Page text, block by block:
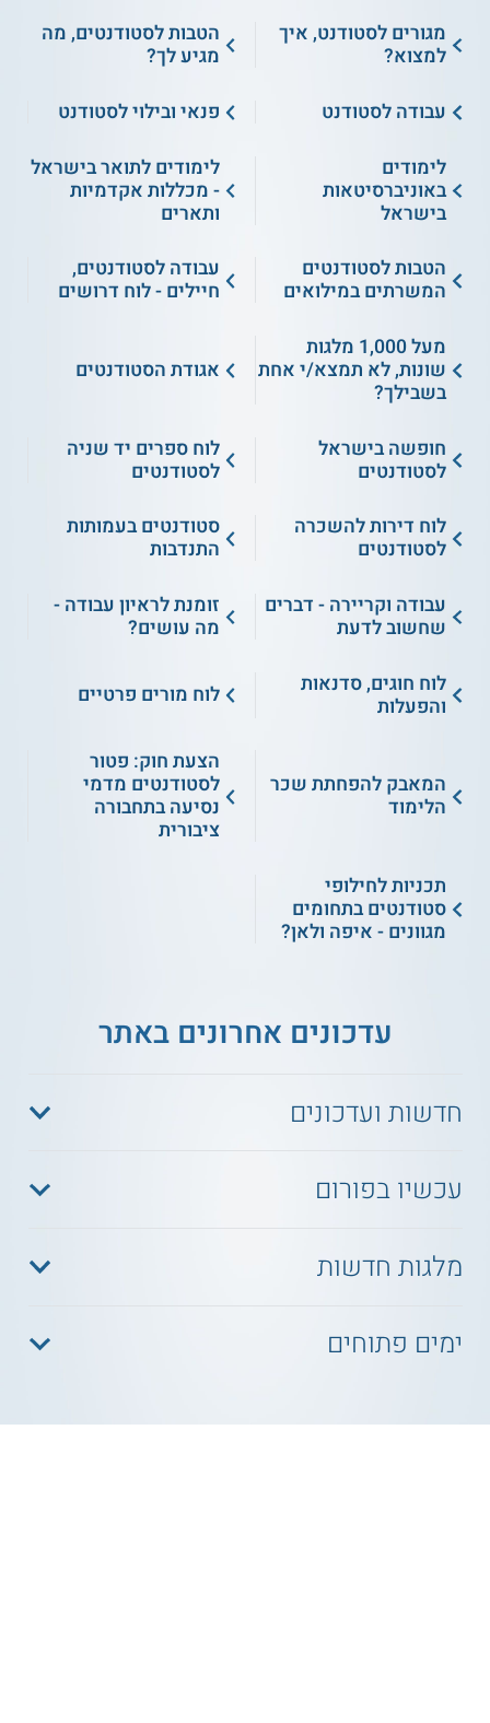
מגורים לסטודנט, איך
למצוא?
הטבות לסטודנטים, מה
מגיע לך?
עבודה לסטודנט
פנאי ובילוי לסטודנט
לימודים
באוניברסיטאות
בישראל
לימודים לתואר בישראל
- מכללות אקדמיות
ותארים
הטבות לסטודנטים
המשרתים במילואים
עבודה לסטודנטים,
חיילים - לוח דרושים
מעל 1,000 מלגות
שונות, לא תמצא/י אחת
בשבילך?
אגודת הסטודנטים
חופשה בישראל
לסטודנטים
לוח ספרים יד שניה
לסטודנטים
לוח דירות להשכרה
לסטודנטים
סטודנטים בעמותות
התנדבות
עבודה וקריירה - דברים
שחשוב לדעת
זומנת לראיון עבודה -
מה עושים?
לוח חוגים, סדנאות
והפעלות
לוח מורים פרטיים
המאבק להפחתת שכר
הלימוד
הצעת חוק: פטור
לסטודנטים מדמי
נסיעה בתחבורה
ציבורית
תכניות לחילופי
סטודנטים בתחומים
מגוונים - איפה ולאן?
עדכונים אחרונים באתר
חדשות ועדכונים
עכשיו בפורום
מלגות חדשות
ימים פתוחים